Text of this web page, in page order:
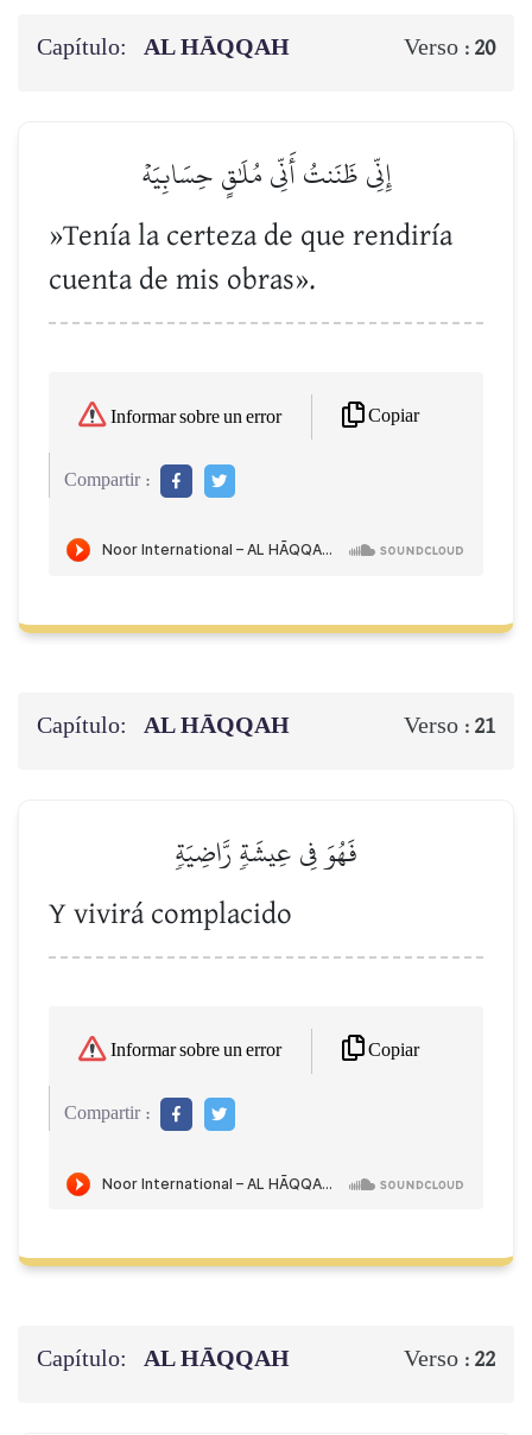
Capítulo: AL HĀQQAH Verso : 20
إِنِّي ظَنَنتُ أَنِّي مُلَٰقٍ حِسَابِيَهۡ
»Tenía la certeza de que rendiría
cuenta de mis obras».
Informar sobre un error Copiar
Compartir :
Capítulo: AL HĀQQAH Verso : 21
فَهُوَ فِي عِيشَةٖ رَّاضِيَةٖ
Y vivirá complacido
Informar sobre un error Copiar
Compartir :
Capítulo: AL HĀQQAH Verso : 22